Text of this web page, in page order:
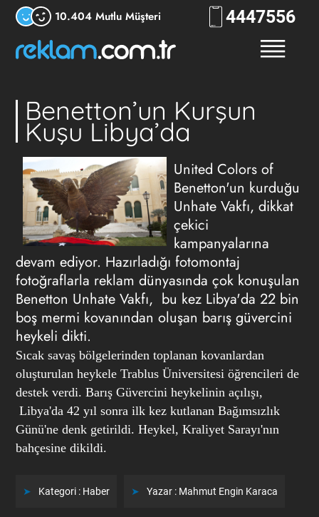
10.404 Mutlu Müşteri 444RKLM
Benetton’un Kurşun
Kuşu Libya’da
United Colors of
Benetton'un kurduğu
Unhate Vakfı, dikkat
çekici
kampanyalarına
devam ediyor. Hazırladığı fotomontaj
fotoğraflarla reklam dünyasında çok konuşulan
Benetton Unhate Vakfı, bu kez Libya'da 22 bin
boş mermi kovanından oluşan barış güvercini
heykeli dikti.
Sıcak savaş bölgelerinden toplanan kovanlardan
oluşturulan heykele Trablus Üniversitesi öğrencileri de
destek verdi. Barış Güvercini heykelinin açılışı,
Libya'da 42 yıl sonra ilk kez kutlanan Bağımsızlık
Günü'ne denk getirildi. Heykel, Kraliyet Sarayı'nın
bahçesine dikildi.
Kategori : Haber Yazar : Mahmut Engin Karaca